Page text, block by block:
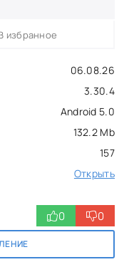
06.08.26
3.30.4
Android 5.0
132.2 Mb
157
Открыть
избранное
0 0